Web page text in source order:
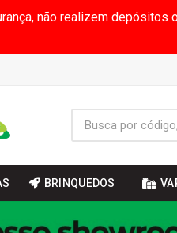
não realizem
BRINQUEDOS